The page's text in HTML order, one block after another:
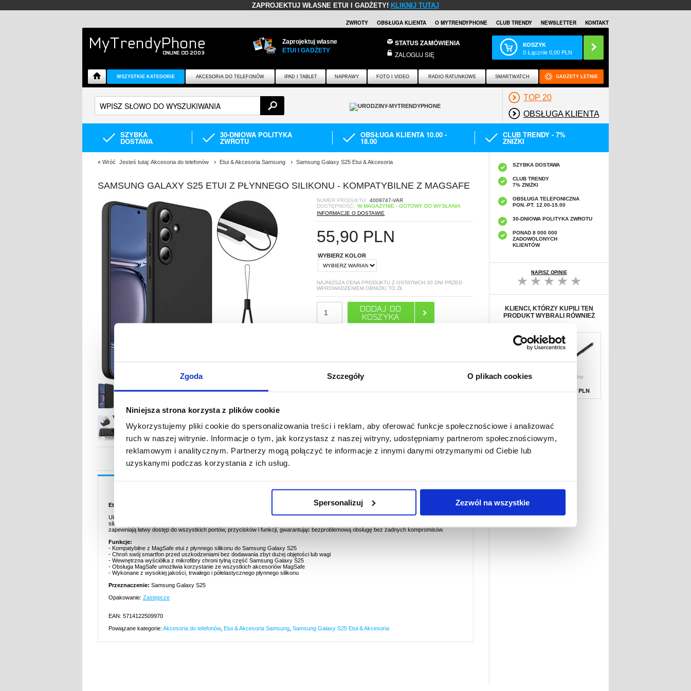
Zgoda Szczegóły O plikach cookies
Niniejsza strona korzysta z plików cookie
Wykorzystujemy pliki cookie do spersonalizowania treści i reklam, aby oferować funkcje społecznościowe i analizować
ruch w naszej witrynie. Informacje o tym, jak korzystasz z naszej witryny, udostępniamy partnerom społecznościowym,
reklamowym i analitycznym. Partnerzy mogą połączyć te informacje z innymi danymi otrzymanymi od Ciebie lub
uzyskanymi podczas korzystania z ich usług.
Spersonalizuj Zezwól na wszystkie
ZAPROJEKTUJ WŁASNE ETUI I GADŻETY! KLIKNIJ TUTAJ
ZWROTY OBSŁUGA KLIENTA O MYTRENDYPHONE CLUB TRENDY NEWSLETTER KONTAKT
Zaprojektuj własne
ETUI I GADŻETY
STATUS ZAMÓWIENIA
ZALOGUJ SIĘ
KOSZYK
0Łącznie0,00 PLN
WSZYSTKIE KATEGORIE AKCESORIA DO TELEFONÓW IPAD I TABLET NAPRAWY FOTO I VIDEO RADIO RATUNKOWE SMARTWATCH GADŻETY LETNIE
TOP 20
OBSŁUGA KLIENTA
SZYBKA
DOSTAWA
30-DNIOWA POLITYKA
ZWROTU
OBSŁUGA KLIENTA 10.00 -
18.00
CLUB TRENDY - 7%
ZNIŻKI
« Wróć Jesteś tutaj: Akcesoria do telefonów Etui & Akcesoria Samsung Samsung Galaxy S25 Etui & Akcesoria
SAMSUNG GALAXY S25 ETUI Z PŁYNNEGO SILIKONU - KOMPATYBILNE Z MAGSAFE
NUMER PRODUKTU: 4009747-VAR
DOSTĘPNOŚĆ: W MAGAZYNIE - GOTOWY DO WYSŁANIA
INFORMACJE O DOSTAWIE
55,90 PLN
WYBIERZ KOLOR
NAJNIŻSZA CENA PRODUKTU Z OSTATNICH 30 DNI PRZED
WPROWADZENIEM OBNIŻKI TOZŁ
PYTANIA? LIVE CHAT
Etui z Płynnego Silikonu do Samsung Galaxy S25 - kompatybilne z MagSafe
Ulepsz swojego Samsung Galaxy S25 za pomocą tego etui z płynnego silikonu, które jest dostarczane z obsługą MagSafe! Dzięki temu
silikonowemu etui Twój Samsung Galaxy S25 będzie nie tylko dobrze chroniony, ale również zgodny z MagSafe. Precyzyjne wycięcia
zapewniają łatwy dostęp do wszystkich portów, przycisków i funkcji, gwarantując bezproblemową obsługę bez żadnych kompromisów.
Funkcje:
- Kompatybilne z MagSafe etui z płynnego silikonu do Samsung Galaxy S25
- Chroń swój smartfon przed uszkodzeniami bez dodawania zbyt dużej objętości lub wagi
- Wewnętrzna wyściółka z mikrofibry chroni tylną część Samsung Galaxy S25
- Obsługa MagSafe umożliwia korzystanie ze wszystkich akcesoriów MagSafe
- Wykonane z wysokiej jakości, trwałego i półelastycznego płynnego silikonu
Przeznaczenie: Samsung Galaxy S25
Opakowanie: Zastępcze
EAN: 5714122509970
Powiązane kategorie: Akcesoria do telefonów, Etui & Akcesoria Samsung Samsung Galaxy S25 Etui & Akcesoria
SZYBKA DOSTAWA
CLUB TRENDY
7% ZNIŻKI
OBSŁUGA TELEFONICZNA
PON.-PT. 12.00-15.00
30-DNIOWA POLITYKA ZWROTU
PONAD 8 000 000
ZADOWOLONYCH
KLIENTÓW
NAPISZ OPINIĘ
KLIENCI, KTÓRZY KUPILI TEN
PRODUKT WYBRALI RÓWNIEŻ
Zabezpieczenie
Uniwersalny
Pojemnościow
38,90 PLN